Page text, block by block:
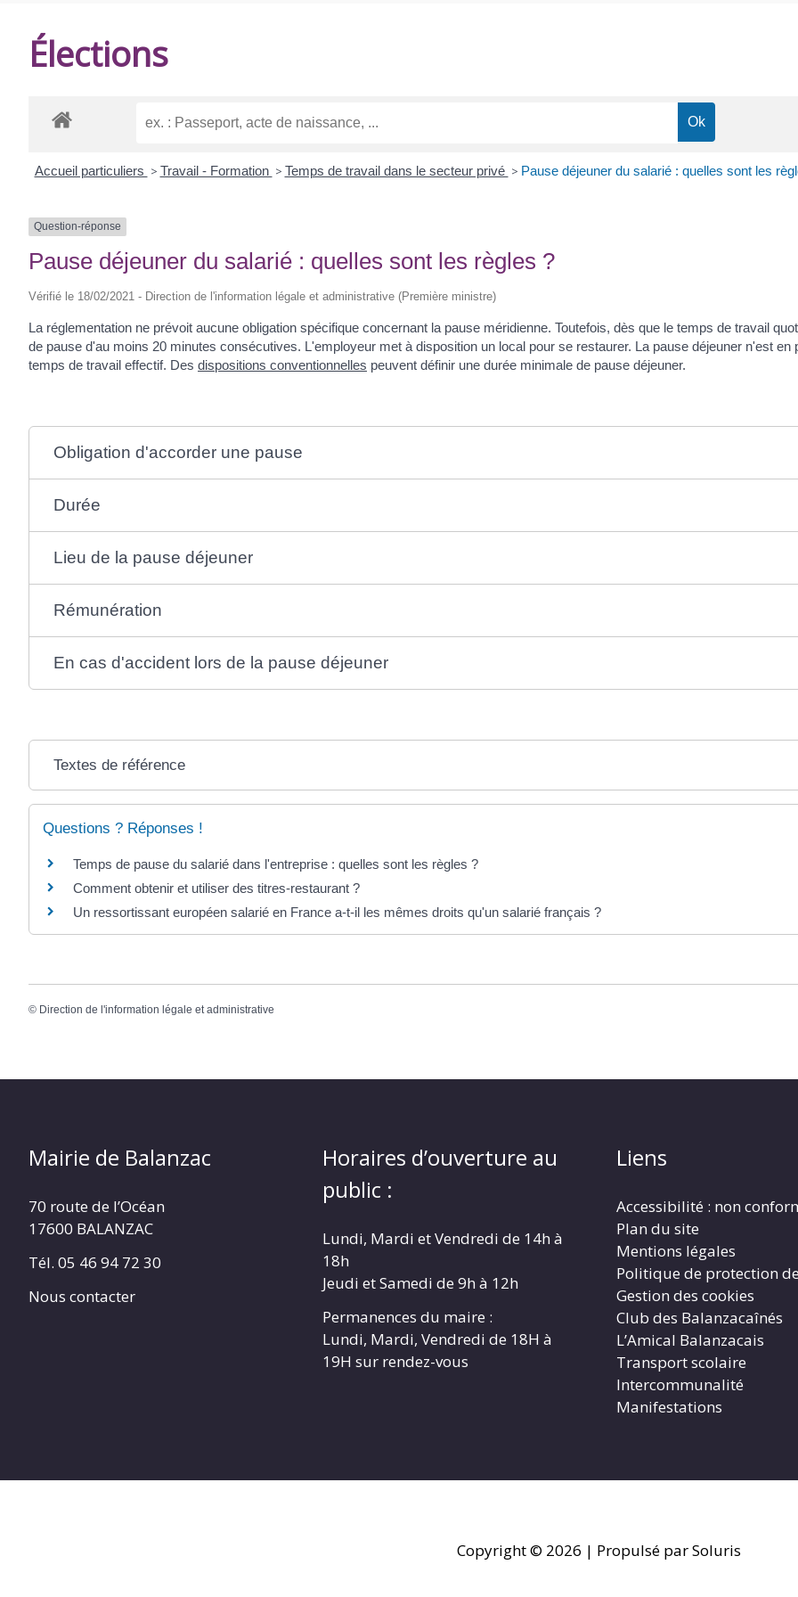
Élections
Accueil particuliers > Travail - Formation > Temps de travail dans le secteur privé > Pause déjeuner du salarié : quelles sont les
Question-réponse
Pause déjeuner du salarié : quelles sont les règles ?
Vérifié le 18/02/2021 - Direction de l'information légale et administrative (Première ministre)
La réglementation ne prévoit aucune obligation spécifique concernant la pause méridienne. Toutefois, dès que le temps de travail
de pause d'au moins 20 minutes consécutives. L'employeur met à disposition un local pour se restaurer. La pause déjeuner n'est
temps de travail effectif. Des dispositions conventionnelles peuvent définir une durée minimale de pause déjeuner.
Obligation d'accorder une pause
Durée
Lieu de la pause déjeuner
Rémunération
En cas d'accident lors de la pause déjeuner
Textes de référence
Questions ? Réponses !
Temps de pause du salarié dans l'entreprise : quelles sont les règles ?
Comment obtenir et utiliser des titres-restaurant ?
Un ressortissant européen salarié en France a-t-il les mêmes droits qu'un salarié français ?
© Direction de l'information légale et administrative
Mairie de Balanzac
70 route de l’Océan
17600 BALANZAC
Tél. 05 46 94 72 30
Nous contacter
Horaires d’ouverture au
public :
Lundi, Mardi et Vendredi de 14h à
18h
Jeudi et Samedi de 9h à 12h
Permanences du maire :
Lundi, Mardi, Vendredi de 18H à
19H sur rendez-vous
Liens
Accessibilité : non
Plan du site
Mentions légales
Politique de protection
Gestion des cookies
Club des Balanzacaînés
L’Amical Balanzacais
Transport scolaire
Intercommunalité
Manifestations
Copyright © 2026 | Propulsé par Soluris